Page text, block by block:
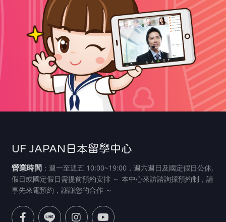
UF JAPAN日本留學中心
營業時間：週一至週五 10:00~19:00，週六週日及國定假日公休,
假日或國定假日需提前預約安排 ～ 本中心來訪諮詢採預約制，請
事先來電預約，謝謝您的合作 ～